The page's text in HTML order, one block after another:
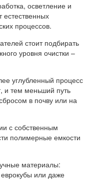
осветление и
естественных
процессов.
стоит подбирать
уровня очистки –
углубленный процесс
и тем меньший путь
в почву или на
с собственным
полимерные емкости
материалы:
или даже